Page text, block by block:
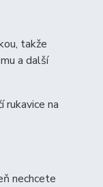
takže
a další
rukavice na
nechcete